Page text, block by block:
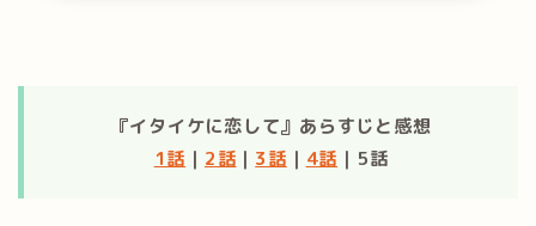
『イタイケに恋して』あらすじと感想
1話 ｜ 2話 ｜ 3話 ｜ 4話 ｜5話